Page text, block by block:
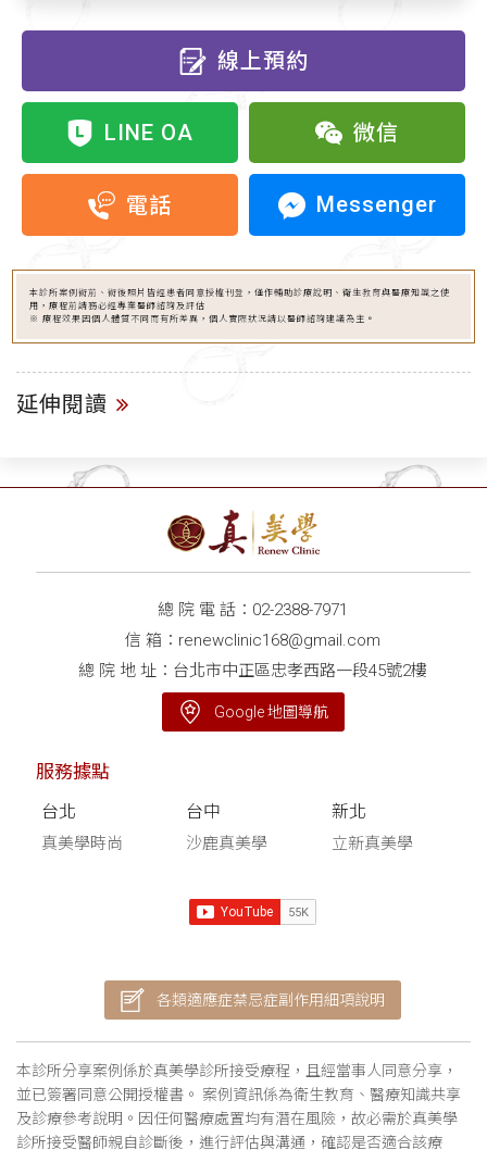
線上預約
LINE OA 微信
電話 Messenger
本診所案例術前、術後照片皆經患者同意授權刊登，僅作輔助診療說明、衛生教育與醫療知識之使
用，療程前請務必經專業醫師諮詢及評估
※ 療程效果因個人體質不同而有所差異，個人實際狀況請以醫師諮詢建議為主。
延伸閱讀
總 院 電 話： 02-2388-7971
信 箱： renewclinic168@gmail.com
總 院 地 址：台北市中正區忠孝西路一段45號2樓
Google 地圖導航
服務據點
台北
真美學時尚
台中
沙鹿真美學
新北
立新真美學
各類適應症禁忌症副作用細項說明
本診所分享案例係於真美學診所接受療程，且經當事人同意分享，
並已簽署同意公開授權書。 案例資訊係為衛生教育、醫療知識共享
及診療參考說明。因任何醫療處置均有潛在風險，故必需於真美學
診所接受醫師親自診斷後，進行評估與溝通，確認是否適合該療